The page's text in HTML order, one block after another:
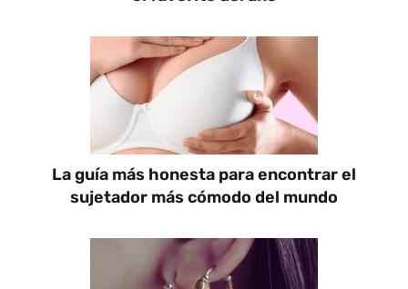
La guía más honesta para encontrar el
sujetador más cómodo del mundo